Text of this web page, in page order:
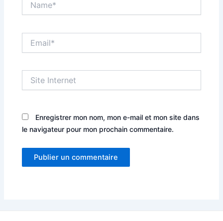
Internet
Enregistrer mon nom, mon e-mail et mon site dans
le navigateur pour mon prochain commentaire.